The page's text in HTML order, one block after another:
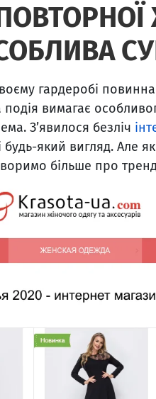
гардеробі
вимагає
З’явилося безліч
будь-який вигляд. Але
більше про